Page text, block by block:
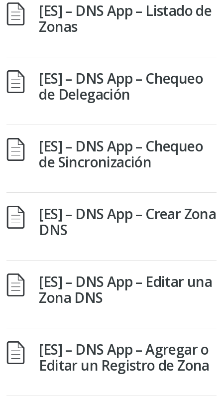
[ES] – DNS App – Listado de
Zonas
[ES] – DNS App – Chequeo
de Delegación
[ES] – DNS App – Chequeo
de Sincronización
[ES] – DNS App – Crear Zona
DNS
[ES] – DNS App – Editar una
Zona DNS
[ES] – DNS App – Agregar o
Editar un Registro de Zona